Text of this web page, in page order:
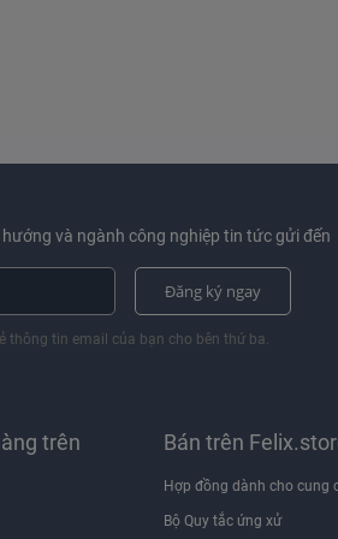
và ngành công nghiệp tin tức gửi đến
Đăng ký ngay
thông tin email của bạn cho bên thứ ba.
trên
Bán trên
Hợp đồng dành cho cung
Bộ Quy tắc ứng xử